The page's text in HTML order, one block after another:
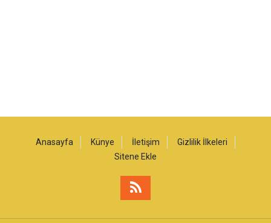
Anasayfa Künye İletişim
Gizlilik İlkeleri
Sitene Ekle